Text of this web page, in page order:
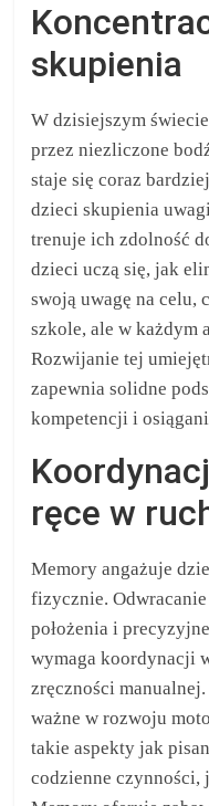
skupienia
W dzisiejszym
przez niezliczone
staje się coraz
dzieci skupienia
trenuje ich zdolność
dzieci uczą się, jak
swoją uwagę na celu,
szkole, ale w każdym
Rozwijanie tej
zapewnia solidne
kompetencji i
ręce w
Memory angażuje
fizycznie.
położenia i
wymaga koordynacji
zręczności
ważne w rozwoju
takie aspekty jak
codzienne czynności,